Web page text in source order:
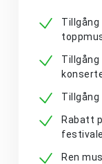
Tillgång
Tillgång
Rabatt
Ren